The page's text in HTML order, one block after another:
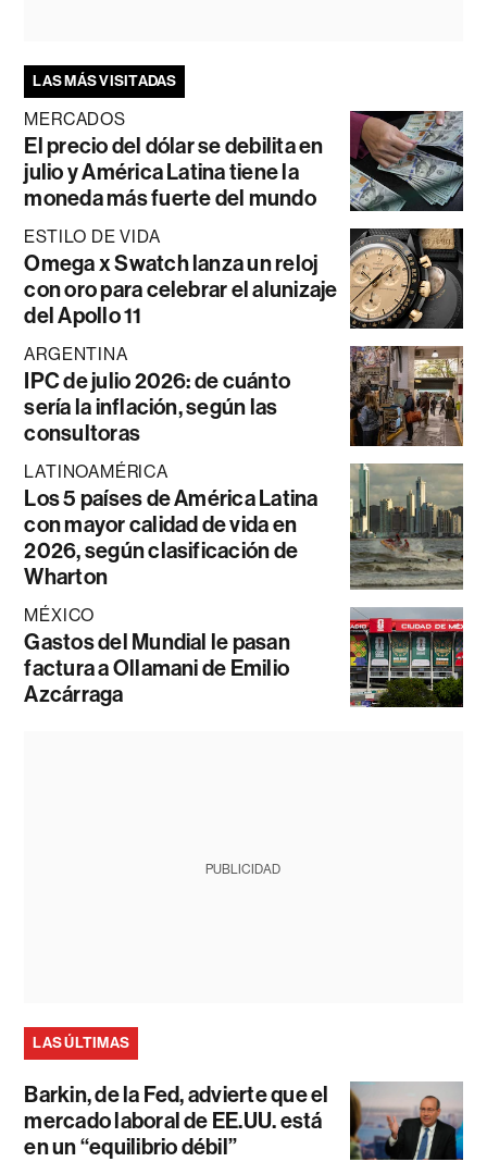
LAS MÁS VISITADAS
MERCADOS
El precio del dólar se debilita en
julio y América Latina tiene la
moneda más fuerte del mundo
ESTILO DE VIDA
Omega x Swatch lanza un reloj
con oro para celebrar el alunizaje
del Apollo 11
ARGENTINA
IPC de julio 2026: de cuánto
sería la inflación, según las
consultoras
LATINOAMÉRICA
Los 5 países de América Latina
con mayor calidad de vida en
2026, según clasificación de
Wharton
MÉXICO
Gastos del Mundial le pasan
factura a Ollamani de Emilio
Azcárraga
PUBLICIDAD
LAS ÚLTIMAS
Barkin, de la Fed, advierte que el
mercado laboral de EE.UU. está
en un “equilibrio débil”